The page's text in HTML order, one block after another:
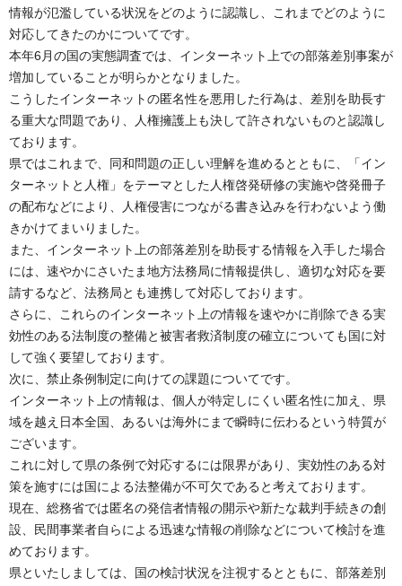
情報が氾濫している状況をどのように認識し、これまでどのように
対応してきたのかについてです。
本年6月の国の実態調査では、インターネット上での部落差別事案が
増加していることが明らかとなりました。
こうしたインターネットの匿名性を悪用した行為は、差別を助長す
る重大な問題であり、人権擁護上も決して許されないものと認識し
ております。
県ではこれまで、同和問題の正しい理解を進めるとともに、「イン
ターネットと人権」をテーマとした人権啓発研修の実施や啓発冊子
の配布などにより、人権侵害につながる書き込みを行わないよう働
きかけてまいりました。
また、インターネット上の部落差別を助長する情報を入手した場合
には、速やかにさいたま地方法務局に情報提供し、適切な対応を要
請するなど、法務局とも連携して対応しております。
さらに、これらのインターネット上の情報を速やかに削除できる実
効性のある法制度の整備と被害者救済制度の確立についても国に対
して強く要望しております。
次に、禁止条例制定に向けての課題についてです。
インターネット上の情報は、個人が特定しにくい匿名性に加え、県
域を越え日本全国、あるいは海外にまで瞬時に伝わるという特質が
ございます。
これに対して県の条例で対応するには限界があり、実効性のある対
策を施すには国による法整備が不可欠であると考えております。
現在、総務省では匿名の発信者情報の開示や新たな裁判手続きの創
設、民間事業者自らによる迅速な情報の削除などについて検討を進
めております。
県といたしましては、国の検討状況を注視するとともに、部落差別